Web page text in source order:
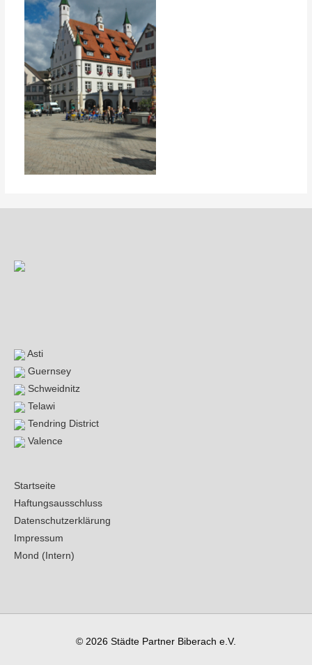
Asti
Guernsey
Schweidnitz
Telawi
Tendring District
Valence
Startseite
Haftungsausschluss
Datenschutzerklärung
Impressum
Mond (Intern)
© 2026 Städte Partner Biberach e.V.